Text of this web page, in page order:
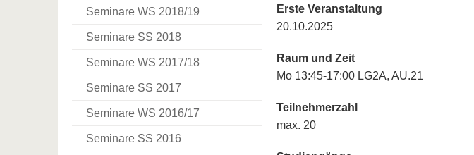
Seminare WS 2018/19
Seminare SS 2018
Seminare WS 2017/18
Seminare SS 2017
Seminare WS 2016/17
Seminare SS 2016
Erste Veranstaltung
20.10.2025
Raum und Zeit
Mo 13:45-17:00 LG2A, AU.21
Teilnehmerzahl
max. 20